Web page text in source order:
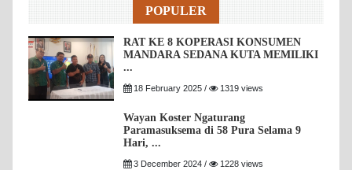
POPULER
RAT KE 8 KOPERASI KONSUMEN
MANDARA SEDANA KUTA MEMILIKI
...
18 February 2025 / 1319 views
Wayan Koster Ngaturang
Paramasuksema di 58 Pura Selama 9
Hari, ...
3 December 2024 / 1228 views